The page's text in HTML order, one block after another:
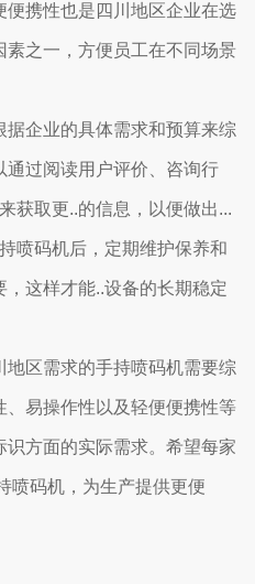
携性也是四川地区企业在选
之一，方便员工在不同场景
企业的具体需求和预算来综
过阅读用户评价、咨询行
获取更..的信息，以便做出...
喷码机后，定期维护保养和
这样才能..设备的长期稳定
地区需求的手持喷码机需要综
易操作性以及轻便便携性等
方面的实际需求。希望每家
喷码机，为生产提供更便